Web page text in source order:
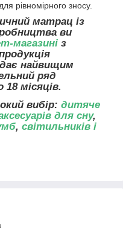
рівномірного зносу.
матрац із
ви
магазині з
найвищим
ряд
місяців.
вибір: дитяче
для сну,
, світильників і